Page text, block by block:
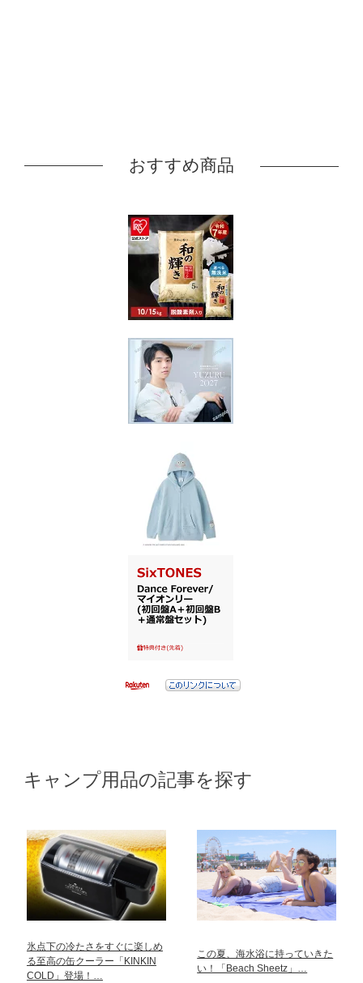
おすすめ商品
キャンプ用品の記事を探す
氷点下の冷たさをすぐに楽しめ
る至高の缶クーラー「KINKIN
COLD」登場！…
この夏、海水浴に持っていきた
い！「Beach Sheetz」…